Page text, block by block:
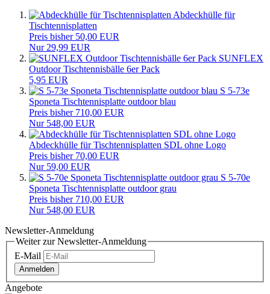
Abdeckhülle für
Tischtennisplatten
Preis bisher 50,00 EUR
Nur 29,99 EUR
SUNFLEX
Outdoor Tischtennisbälle 6er Pack
5,95 EUR
S 5-73e
Sponeta Tischtennisplatte outdoor blau
Preis bisher 710,00 EUR
Nur 548,00 EUR
Abdeckhülle für Tischtennisplatten SDL ohne Logo
Preis bisher 70,00 EUR
Nur 59,00 EUR
S 5-70e
Sponeta Tischtennisplatte outdoor grau
Preis bisher 710,00 EUR
Nur 548,00 EUR
Newsletter-Anmeldung
Weiter zur Newsletter-Anmeldung
E-Mail
Anmelden
Angebote